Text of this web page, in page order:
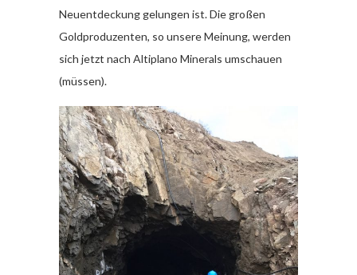
Neuentdeckung gelungen ist. Die großen
Goldproduzenten, so unsere Meinung, werden
sich jetzt nach Altiplano Minerals umschauen
(müssen).